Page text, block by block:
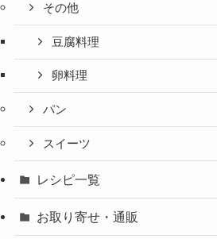
その他
豆腐料理
卵料理
パン
スイーツ
レシピ一覧
お取り寄せ・通販